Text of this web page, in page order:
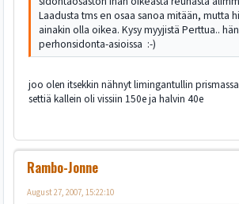
Laadusta tms en osaa sanoa mitään, mutta
ainakin olla oikea. Kysy myyjistä Perttua..
perhonsidonta-asioissa :-)
joo olen itsekkin nähnyt limingantullin
settiä kallein oli vissiin 150e ja halvin 40e
Rambo-Jonne
August 27, 2007, 15:22:10